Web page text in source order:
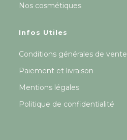
Nos cosmétiques
Infos Utiles
Conditions générales de vente
Paiement et livraison
Mentions légales
Politique de confidentialité